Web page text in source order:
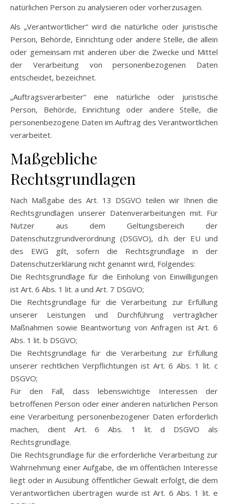
natürlichen Person zu analysieren oder vorherzusagen.
Als „Verantwortlicher“ wird die natürliche oder juristische
Person, Behörde, Einrichtung oder andere Stelle, die allein
oder gemeinsam mit anderen über die Zwecke und Mittel
der Verarbeitung von personenbezogenen Daten
entscheidet, bezeichnet.
„Auftragsverarbeiter“ eine natürliche oder juristische
Person, Behörde, Einrichtung oder andere Stelle, die
personenbezogene Daten im Auftrag des Verantwortlichen
verarbeitet.
Maßgebliche
Rechtsgrundlagen
Nach Maßgabe des Art. 13 DSGVO teilen wir Ihnen die
Rechtsgrundlagen unserer Datenverarbeitungen mit. Für
Nutzer aus dem Geltungsbereich der
Datenschutzgrundverordnung (DSGVO), d.h. der EU und
des EWG gilt, sofern die Rechtsgrundlage in der
Datenschutzerklärung nicht genannt wird, Folgendes:
Die Rechtsgrundlage für die Einholung von Einwilligungen
ist Art. 6 Abs. 1 lit. a und Art. 7 DSGVO;
Die Rechtsgrundlage für die Verarbeitung zur Erfüllung
unserer Leistungen und Durchführung vertraglicher
Maßnahmen sowie Beantwortung von Anfragen ist Art. 6
Abs. 1 lit. b DSGVO;
Die Rechtsgrundlage für die Verarbeitung zur Erfüllung
unserer rechtlichen Verpflichtungen ist Art. 6 Abs. 1 lit. c
DSGVO;
Für den Fall, dass lebenswichtige Interessen der
betroffenen Person oder einer anderen natürlichen Person
eine Verarbeitung personenbezogener Daten erforderlich
machen, dient Art. 6 Abs. 1 lit. d DSGVO als
Rechtsgrundlage.
Die Rechtsgrundlage für die erforderliche Verarbeitung zur
Wahrnehmung einer Aufgabe, die im öffentlichen Interesse
liegt oder in Ausübung öffentlicher Gewalt erfolgt, die dem
Verantwortlichen übertragen wurde ist Art. 6 Abs. 1 lit. e